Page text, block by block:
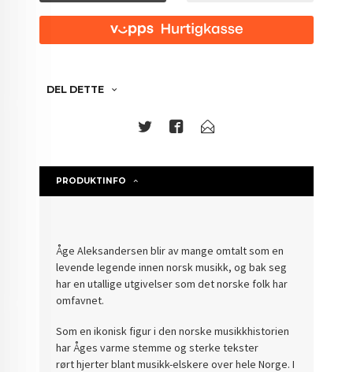
DEL DETTE
PRODUKTINFO
Åge Aleksandersen blir av mange omtalt som en
levende legende innen norsk musikk, og bak seg
har en utallige utgivelser som det norske folk har
omfavnet.
Som en ikonisk figur i den norske musikkhistorien
har Åges varme stemme og sterke tekster
rørt hjerter blant musikk-elskere over hele Norge. I